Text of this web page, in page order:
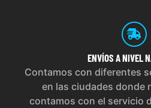
ENVÍOS A NIVEL
Contamos con diferentes
en las ciudades donde
contamos con el servicio